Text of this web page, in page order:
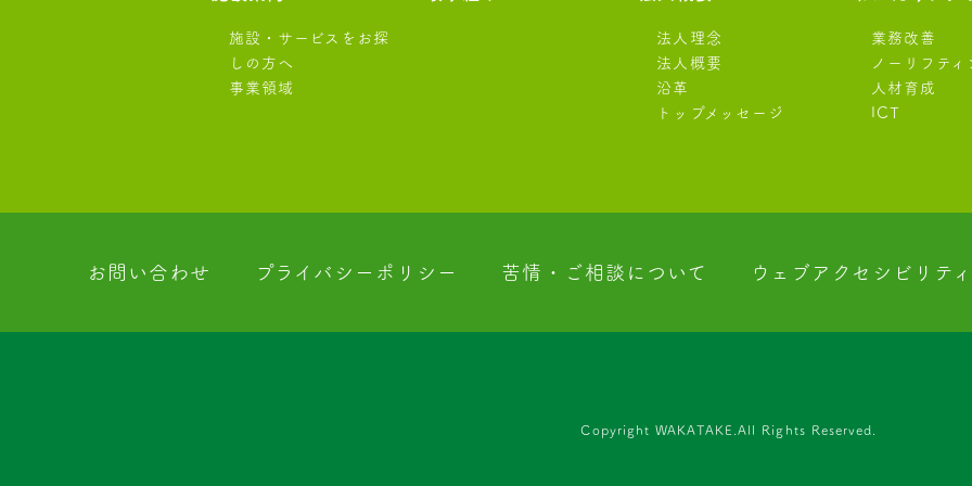
施設・サービスをお探
しの方へ
事業領域
法人理念
法人概要
沿革
トップメッセージ
業務改善
ノーリフティ
人材育成
ICT
お問い合わせ プライバシーポリシー 苦情・ご相談について ウェブアクセシビリテ
Copyright WAKATAKE.All Rights Reserved.